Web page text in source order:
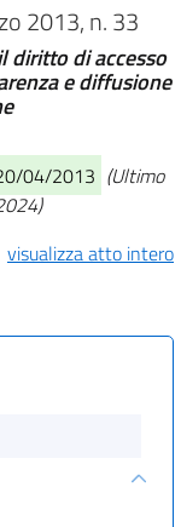
2013, n. 33
diritto di accesso
e diffusione
04/2013 (Ultimo
visualizza atto intero